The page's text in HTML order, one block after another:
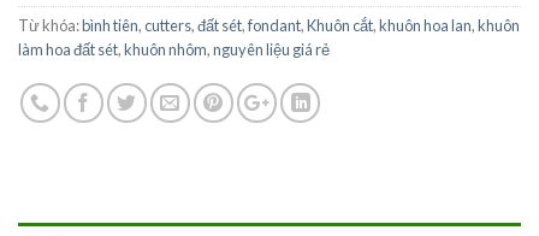
Từ khóa:bình tiên,cutters,đất sét,fondant,Khuôn cắt,khuôn hoa lan,khuôn
làm hoa đất sét,khuôn nhôm,nguyên liệu giá rẻ